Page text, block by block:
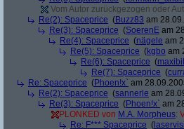
Vom Autor zurückgezogen oder
Re(2): Spaceprice (Buzz83 am
Re(3): Spaceprice (SoerenE am
Re(4): Spaceprice (nägele am
Re(5): Spaceprice (kgbo am
Re(6): Spaceprice (
Re(7): Spaceprice (
Re: Spaceprice (Phoen!x` am
Re(2): Spaceprice (sannerle am
Re(3): Spaceprice (Phoen!x` am
PLONKED von M.A. Morpheus:
Re: F*** Spaceprice (